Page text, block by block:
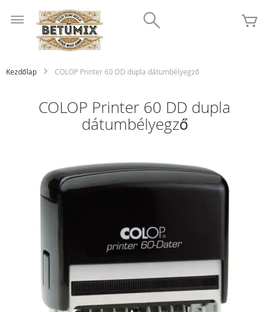
tartalomhoz
Kezdőlap COLOP Printer 60 DD dupla dátumbélyegző
COLOP Printer 60 DD dupla
dátumbélyegző